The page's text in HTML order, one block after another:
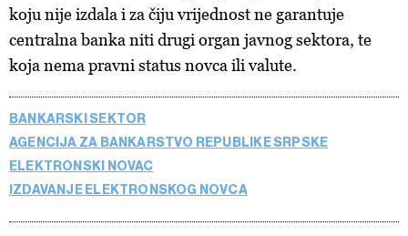
koju nije izdala i za čiju vrijednost ne garantuje
centralna banka niti drugi organ javnog sektora, te
koja nema pravni status novca ili valute.
BANKARSKI SEKTOR
AGENCIJA ZA BANKARSTVO REPUBLIKE SRPSKE
ELEKTRONSKI NOVAC
IZDAVANJE ELEKTRONSKOG NOVCA